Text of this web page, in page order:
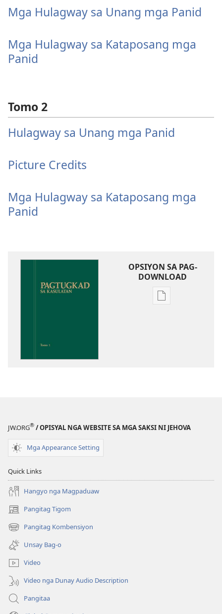
Mga Hulagway sa Unang mga Panid
Mga Hulagway sa Kataposang mga
Panid
Tomo 2
Hulagway sa Unang mga Panid
Picture Credits
Mga Hulagway sa Kataposang mga
Panid
OPSIYON SA PAG-
DOWNLOAD
Opsiyon
JW.ORG® / OPISYAL NGA WEBSITE SA MGA SAKSI NI JEHOVA
Mga Appearance Setting
Quick Links
Hangyo nga Magpaduaw
Pangitag Tigom
(mo-
open
ug
bag-
ong
window)
Pangitag Kombensiyon
(mo-
open
ug
bag-
ong
window)
Unsay Bag-o
Video
Video nga Dunay Audio Description
Pangitaa